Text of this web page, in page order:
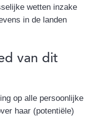
wetten inzake
in de landen
van dit
op alle persoonlijke
haar (potentiële)